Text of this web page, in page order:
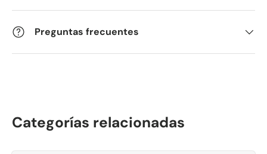
Preguntas frecuentes
Categorías relacionadas